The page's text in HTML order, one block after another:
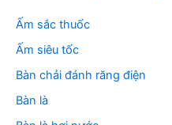
m
Ấm sắc thuốc
Ấm siêu tốc
Bàn chải đánh răng điện
Bàn là